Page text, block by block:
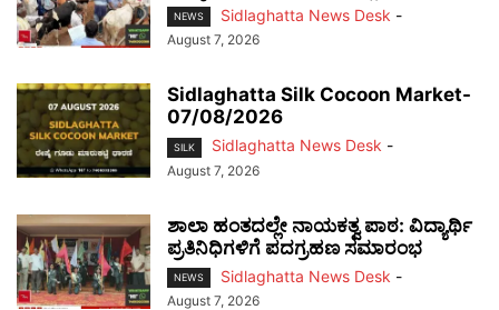
NEWS Sidlaghatta News Desk -
August 7, 2026
Sidlaghatta Silk Cocoon Market-
07/08/2026
SILK Sidlaghatta News Desk -
August 7, 2026
ಶಾಲಾ ಹಂತದಲ್ಲೇ ನಾಯಕತ್ವ ಪಾಠ: ವಿದ್ಯಾರ್ಥಿ
ಪ್ರತಿನಿಧಿಗಳಿಗೆ ಪದಗ್ರಹಣ ಸಮಾರಂಭ
NEWS Sidlaghatta News Desk -
August 7, 2026